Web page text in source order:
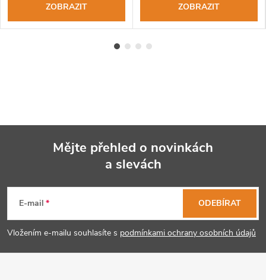
ZOBRAZIT ZOBRAZIT
p
a
Mějte přehled o novinkách
a slevách
E-mail
Vložením e-mailu souhlasíte s podmínkami ochrany osobních údajů
ODEBÍRAT